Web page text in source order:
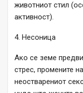
животниот стил
активност).
4. Несоница
Ако се земе
стрес, промените
неостварениот